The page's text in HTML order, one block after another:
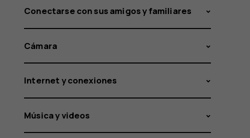
Conectarse con sus amigos y familiares
Cámara
Internet y conexiones
Música y videos